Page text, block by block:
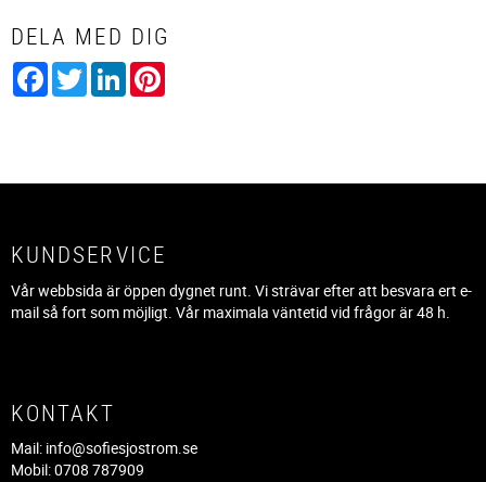
DELA MED DIG
Facebook
TwitterLinkedIn
KUNDSERVICE
Vår webbsida är öppen dygnet runt. Vi strävar efter att besvara ert e-
mail så fort som möjligt. Vår maximala väntetid vid frågor är 48 h.
KONTAKT
Mail: info@sofiesjostrom.se
Mobil: 0708 787909